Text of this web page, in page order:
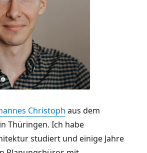
Christoph aus dem
Thüringen. Ich habe
studiert und einige Jahre